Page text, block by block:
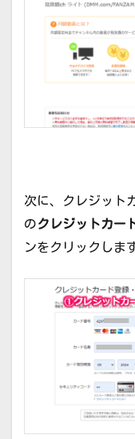
次に、クレジット
のクレジットカー
ンをクリックしま